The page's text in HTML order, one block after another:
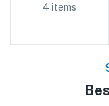
4 items